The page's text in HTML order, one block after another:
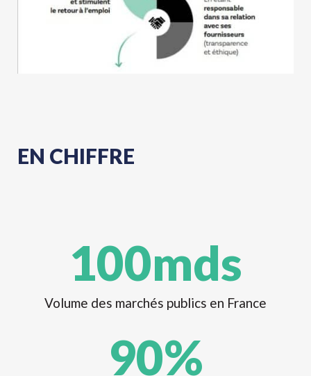
EN CHIFFRE
Volume des marchés publics en France
100mds
90%